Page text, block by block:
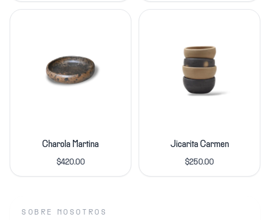
Charola Martina
$420.00
Jicarita Carmen
$250.00
SOBRE NOSOTROS